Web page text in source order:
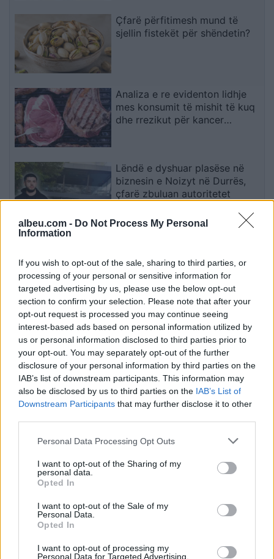
albeu.com - Do Not Process My Personal
Information
If you wish to opt-out of the sale, sharing to third parties, or
processing of your personal or sensitive information for
targeted advertising by us, please use the below opt-out
section to confirm your selection. Please note that after your
opt-out request is processed you may continue seeing
interest-based ads based on personal information utilized by
us or personal information disclosed to third parties prior to
your opt-out. You may separately opt-out of the further
disclosure of your personal information by third parties on the
IAB’s list of downstream participants. This information may
also be disclosed by us to third parties on the IAB’s List of
Downstream Participants that may further disclose it to other
Personal Data Processing Opt Outs
I want to opt-out of the Sharing of my
personal data.
Opted In
I want to opt-out of the Sale of my
Personal Data.
Opted In
I want to opt-out of processing my
Personal Data for Targeted Advertising.
Çfarë përfitimesh mund të
sjellin fistekët për shëndetin?
Analiza e re evidenton lidhje
mes konsumit të mishit të kuq
dhe rrezikut për kancer
Lëndë e dyshuar plasëse në
biznesin e Noizyt në Durrës,
çfarë zbuluan autoritetet
fotografive
Esim for USA|Esim for Italy| Esim for Spain | Esim